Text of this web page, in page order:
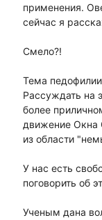
применения.
сейчас я
Смело?!
Тема
Рассуждать на
более
движение Окна
из области
У нас есть
поговорить об
Ученым дана